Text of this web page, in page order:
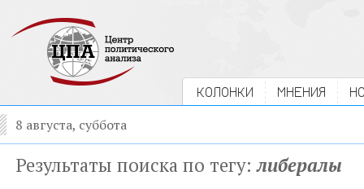
КОЛОНКИ МНЕНИЯ
8 августа, суббота
Результаты поиска по тегу:либералы